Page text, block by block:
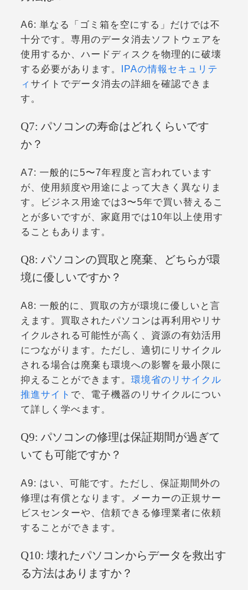
A6: 単なる「ゴミ箱を空にする」だけでは不
十分です。専用のデータ消去ソフトウェアを
使用するか、ハードディスクを物理的に破壊
する必要があります。
IPAの情報セキュリテ
ィ サイトでデータ消去の詳細を確認できま
す。
Q7: パソコンの寿命はどれくらいです
か？
A7: 一般的に5〜7年程度と言われています
が、使用頻度や用途によって大きく異なりま
す。ビジネス用途では3〜5年で買い替えるこ
とが多いですが、家庭用では10年以上使用す
ることもあります。
Q8: パソコンの買取と廃棄、どちらが環
境に優しいですか？
A8: 一般的に、買取の方が環境に優しいと言
えます。買取されたパソコンは再利用やリサ
イクルされる可能性が高く、資源の有効活用
につながります。ただし、適切にリサイクル
される場合は廃棄も環境への影響を最小限に
抑えることができます。 環境省のリサイクル
推進サイト で、電子機器のリサイクルについ
て詳しく学べます。
Q9: パソコンの修理は保証期間が過ぎて
いても可能ですか？
A9: はい、可能です。ただし、保証期間外の
修理は有償となります。メーカーの正規サー
ビスセンターや、信頼できる修理業者に依頼
することができます。
Q10: 壊れたパソコンからデータを救出す
る方法はありますか？